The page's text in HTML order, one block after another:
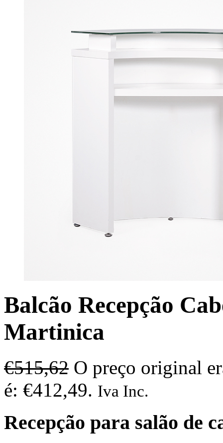
Balcão Recepção
Martinica
€515,62 O preço original
é: €412,49. Iva Inc.
Recepção para salão de